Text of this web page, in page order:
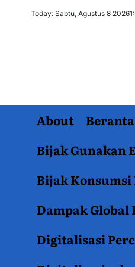
Today: Sabtu, Agustus 8 20261:
About
Bijak Gunakan
Bijak
Dampak Global
Digitalisasi